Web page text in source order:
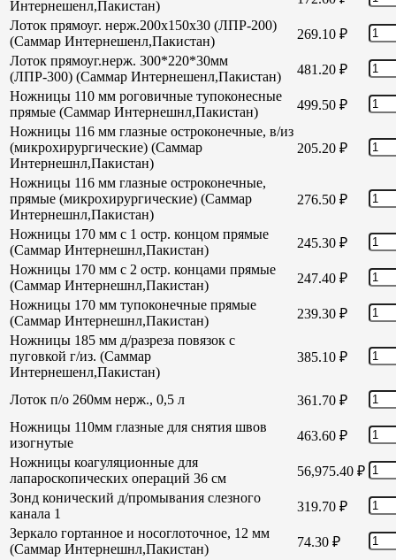
Интернешенл,Пакистан)
Лоток прямоуг. нерж.200х150х30 (ЛПР-200)
(Саммар Интернешенл,Пакистан)
269.10 ₽
Лоток прямоуг.нерж. 300*220*30мм
(ЛПР-300) (Саммар Интернешенл,Пакистан)
481.20 ₽
Ножницы 110 мм роговичные тупоконесные
прямые (Саммар Интернешнл,Пакистан)
499.50 ₽
Ножницы 116 мм глазные остроконечные, в/из
(микрохирургические) (Саммар
Интернешнл,Пакистан)
205.20 ₽
Ножницы 116 мм глазные остроконечные,
прямые (микрохирургические) (Саммар
Интернешнл,Пакистан)
276.50 ₽
Ножницы 170 мм с 1 остр. концом прямые
(Саммар Интернешнл,Пакистан)
245.30 ₽
Ножницы 170 мм с 2 остр. концами прямые
(Саммар Интернешнл,Пакистан)
247.40 ₽
Ножницы 170 мм тупоконечные прямые
(Саммар Интернешнл,Пакистан)
239.30 ₽
Ножницы 185 мм д/разреза повязок с
пуговкой г/из. (Саммар
Интернешенл,Пакистан)
385.10 ₽
Лоток п/о 260мм нерж., 0,5 л 361.70 ₽
Ножницы 110мм глазные для снятия швов
изогнутые
463.60 ₽
Ножницы коагуляционные для
лапароскопических операций 36 см
56,975.40 ₽
Зонд конический д/промывания слезного
канала 1
319.70 ₽
Зеркало гортанное и носоглоточное, 12 мм
(Саммар Интернешнл,Пакистан)
74.30 ₽